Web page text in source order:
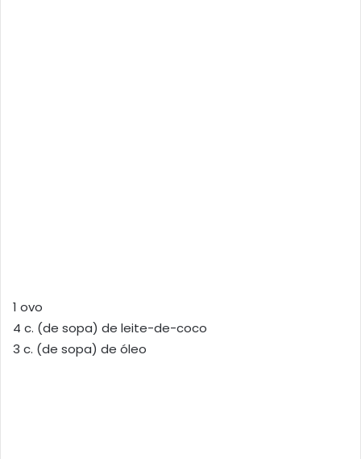
1 ovo
4 c. (de sopa) de leite-de-coco
3 c. (de sopa) de óleo